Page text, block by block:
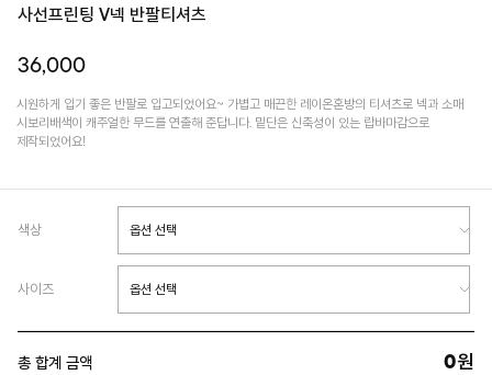
사선프린팅 V넥 반팔티셔츠
36,000
시원하게 입기 좋은 반팔로 입고되었어요~ 가볍고 매끈한 레이온혼방의 티셔츠로 넥과 소매
시보리배색이 캐주얼한 무드를 연출해 준답니다. 밑단은 신축성이 있는 랍바마감으로
제작되었어요!
색상
사이즈
총 합계 금액 0원